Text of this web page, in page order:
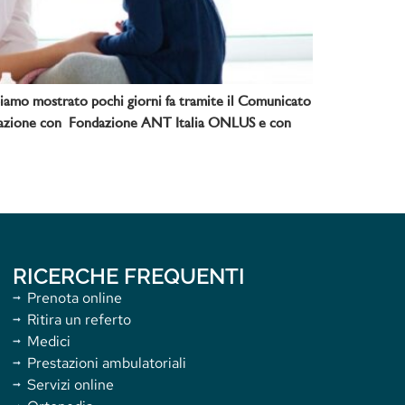
mostrato pochi giorni fa tramite il Comunicato
con Fondazione ANT Italia ONLUS e con
RICERCHE FREQUENTI
Prenota online
Ritira un referto
Medici
Prestazioni ambulatoriali
Servizi online